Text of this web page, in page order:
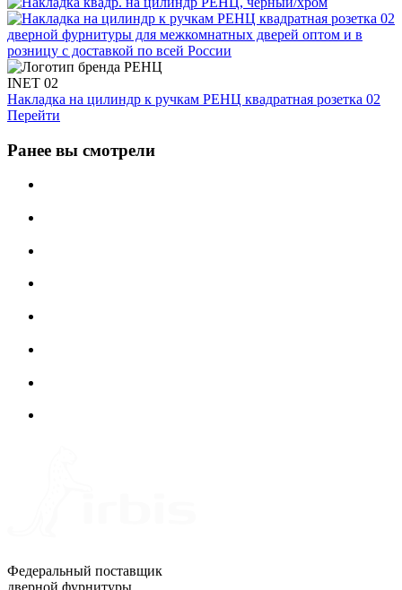
INET 02
Накладка на цилиндр к ручкам РЕНЦ квадратная розетка 02
Перейти
Ранее вы смотрели
Федеральный поставщик
дверной фурнитуры